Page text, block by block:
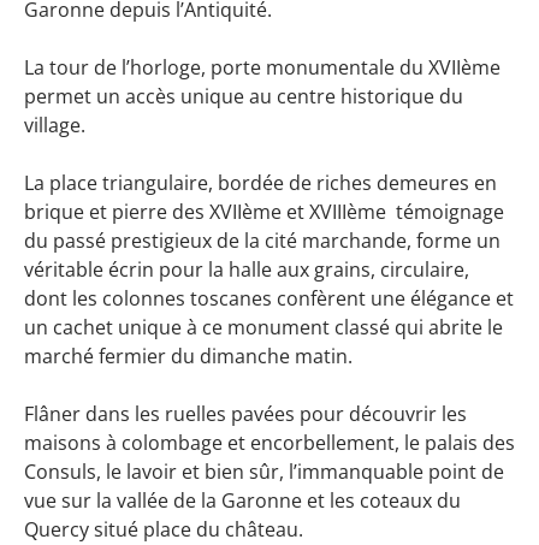
Garonne depuis l’Antiquité.
La tour de l’horloge, porte monumentale du XVIIème
permet un accès unique au centre historique du
village.
La place triangulaire, bordée de riches demeures en
brique et pierre des XVIIème et XVIIIème témoignage
du passé prestigieux de la cité marchande, forme un
véritable écrin pour la halle aux grains, circulaire,
dont les colonnes toscanes confèrent une élégance et
un cachet unique à ce monument classé qui abrite le
marché fermier du dimanche matin.
Flâner dans les ruelles pavées pour découvrir les
maisons à colombage et encorbellement, le palais des
Consuls, le lavoir et bien sûr, l’immanquable point de
vue sur la vallée de la Garonne et les coteaux du
Quercy situé place du château.